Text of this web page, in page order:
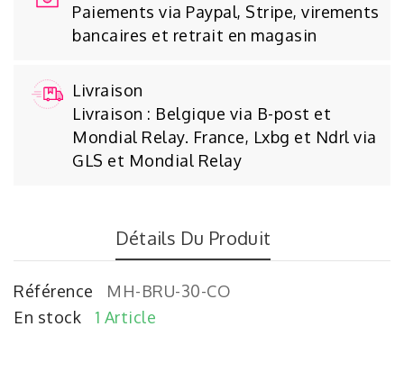
Paiements via Paypal, Stripe, virements
bancaires et retrait en magasin
Livraison
Livraison : Belgique via B-post et
Mondial Relay. France, Lxbg et Ndrl via
GLS et Mondial Relay
Détails Du Produit
Référence
MH-BRU-30-CO
En stock
1 Article